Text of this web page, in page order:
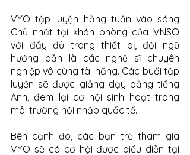
VYO tập luyện hằng tuần vào sáng
Chủ nhật tại khán phòng của VNSO
với đầy đủ trang thiết bị, đội ngũ
hướng dẫn là các nghệ sĩ chuyên
nghiệp vô cùng tài năng. Các buổi tập
luyện sẽ được giảng dạy bằng tiếng
Anh, đem lại cơ hội sinh hoạt trong
môi trường hội nhập quốc tế.
Bên cạnh đó, các bạn trẻ tham gia
VYO sẽ có cơ hội được biểu diễn tại